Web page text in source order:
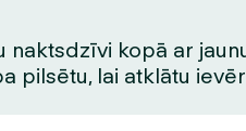
kopā ar
pilsētu, lai atklātu